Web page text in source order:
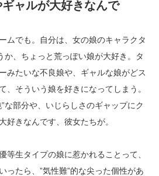
ャルが大好きなんで
ムでも。自分は、女の娘のキャラクタ
か、ちょっと荒っぽい娘が大好き。タ
みたいな不良娘や、ギャルな娘がどス
、そういう娘を好きになってしまう。
な部分や、いじらしさのギャップにク
好きなんです、彼女たちが。
等生タイプの娘に惹かれることって、
ったら、”気性難”的な尖った個性があ